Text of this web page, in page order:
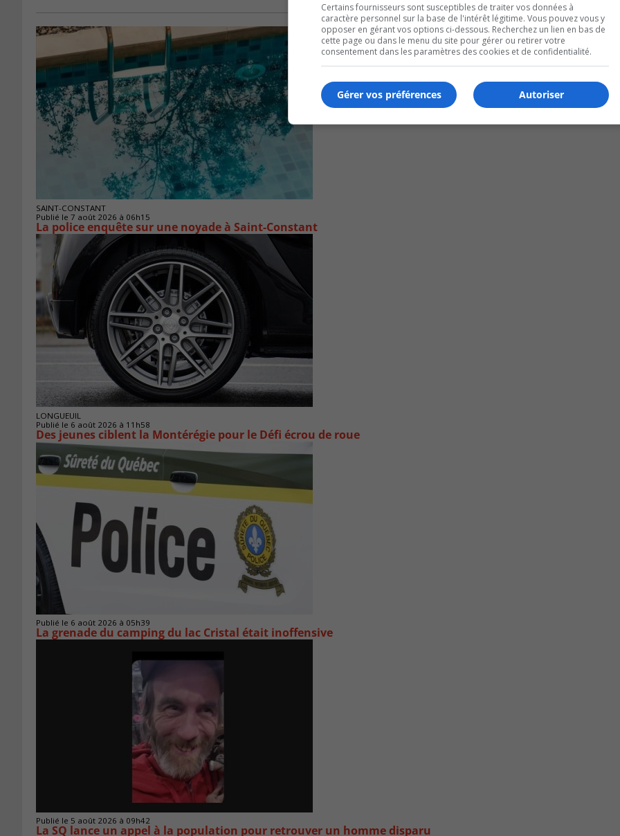
SAINT-CONSTANT
Publié le 7 août 2026 à 06h15
La police enquête sur une noyade à Saint-Constant
LONGUEUIL
Publié le 6 août 2026 à 11h58
Des jeunes ciblent la Montérégie pour le Défi écrou de roue
Publié le 6 août 2026 à 05h39
La grenade du camping du lac Cristal était inoffensive
Publié le 5 août 2026 à 09h42
La SQ lance un appel à la population pour retrouver un homme disparu
Certains fournisseurs sont susceptibles de traiter vos données à
caractère personnel sur la base de l'intérêt légitime. Vous pouvez vous y
opposer en gérant vos options ci-dessous. Recherchez un lien en bas de
cette page ou dans le menu du site pour gérer ou retirer votre
consentement dans les paramètres des cookies et de confidentialité.
Autoriser
Gérer vos préférences